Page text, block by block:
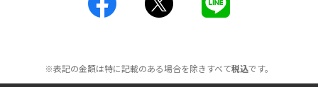
工事不要！置くだけWi-Fiの特徴は？メリット・デメリットや選び方を解説
※表記の金額は特に記載のある場合を除きすべて税込です。